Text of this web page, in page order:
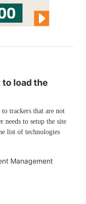
load the
trackers that are not
needs to setup the site
list of technologies
Management